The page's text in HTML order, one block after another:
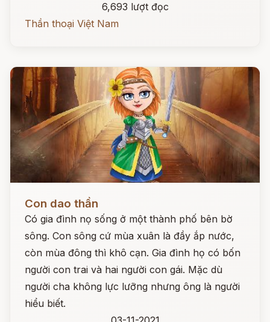
6,693 lượt đọc
Thần thoại Việt Nam
Con dao thần
Có gia đình nọ sống ở một thành phố bên bờ
sông. Con sông cứ mùa xuân là đầy ắp nước,
còn mùa đông thì khô cạn. Gia đình họ có bốn
người con trai và hai người con gái. Mặc dù
người cha không lực lưỡng nhưng ông là người
hiểu biết.